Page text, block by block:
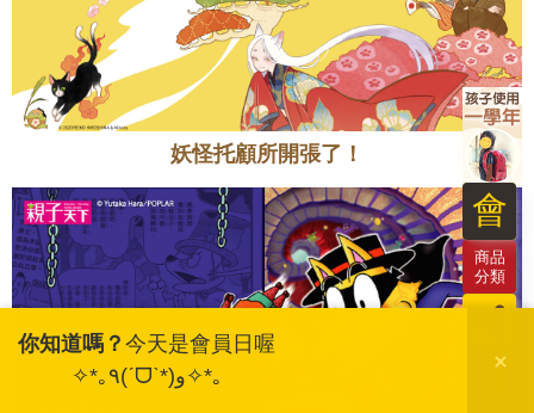
妖怪托顧所開張了！ 日
員
商品
分類
會
你知道嗎？ 今天是會員日喔
✧*｡٩(ˊᗜˋ*)و✧*｡